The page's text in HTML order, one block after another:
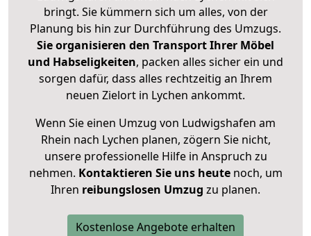
bringt. Sie kümmern sich um alles, von der
Planung bis hin zur Durchführung des Umzugs.
Sie organisieren den Transport Ihrer Möbel
und Habseligkeiten, packen alles sicher ein und
sorgen dafür, dass alles rechtzeitig an Ihrem
neuen Zielort in Lychen ankommt.
Wenn Sie einen Umzug von Ludwigshafen am
Rhein nach Lychen planen, zögern Sie nicht,
unsere professionelle Hilfe in Anspruch zu
nehmen. Kontaktieren Sie uns heutenoch, um
Ihren reibungslosen Umzug zu planen.
Kostenlose Angebote erhalten